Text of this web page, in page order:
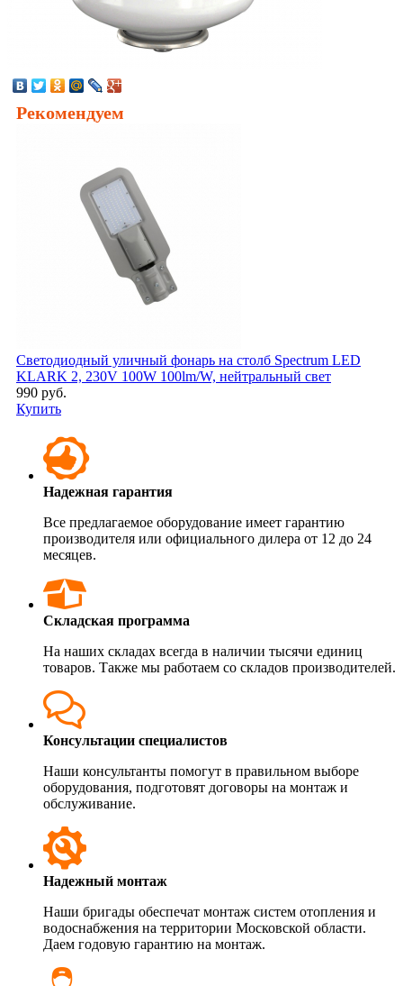
Рекомендуем
Светодиодный уличный фонарь на столб Spectrum LED
KLARK 2, 230V 100W 100lm/W, нейтральный свет
990 руб.
Купить
Надежная гарантия
Все предлагаемое оборудование имеет гарантию
производителя или официального дилера от 12 до 24
месяцев.
Складская программа
На наших складах всегда в наличии тысячи единиц
товаров. Также мы работаем со складов производителей.
Консультации специалистов
Наши консультанты помогут в правильном выборе
оборудования, подготовят договоры на монтаж и
обслуживание.
Надежный монтаж
Наши бригады обеспечат монтаж систем отопления и
водоснабжения на территории Московской области.
Даем годовую гарантию на монтаж.